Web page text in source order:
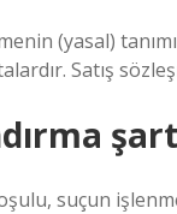
(yasal)
Satış
suçun